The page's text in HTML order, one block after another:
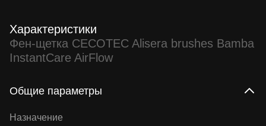
Характеристики
Фен-щетка CECOTEC Alisera brushes Bamba
InstantCare AirFlow
Общие параметры
Назначение